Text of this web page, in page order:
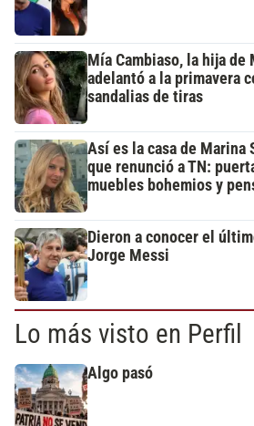
Mía Cambiaso, la hija de
adelantó a la primavera
sandalias de tiras
Así es la casa de
que renunció a TN:
muebles bohemios y
Dieron a conocer el
Jorge Messi
Lo más visto en Perfil
Algo pasó